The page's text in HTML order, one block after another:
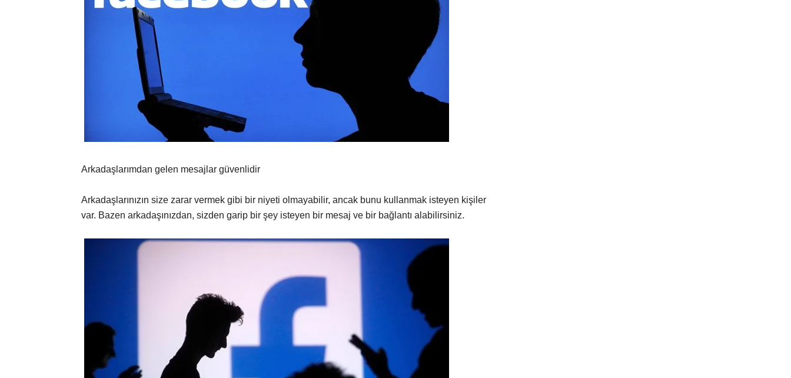
Arkadaşlarımdan gelen mesajlar güvenlidir
Arkadaşlarınızın size zarar vermek gibi bir niyeti olmayabilir, ancak bunu kullanmak isteyen kişiler
var. Bazen arkadaşınızdan, sizden garip bir şey isteyen bir mesaj ve bir bağlantı alabilirsiniz.